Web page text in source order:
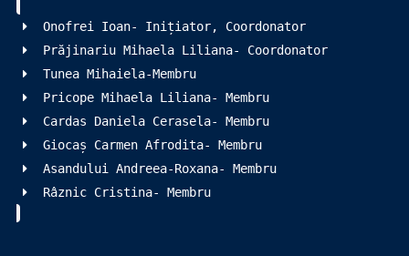
Onofrei Ioan- Inițiator, Coordonator
Prăjinariu Mihaela Liliana- Coordonator
Tunea Mihaiela-Membru
Pricope Mihaela Liliana- Membru
Cardas Daniela Cerasela- Membru
Giocaș Carmen Afrodita- Membru
Asandului Andreea-Roxana- Membru
Râznic Cristina- Membru